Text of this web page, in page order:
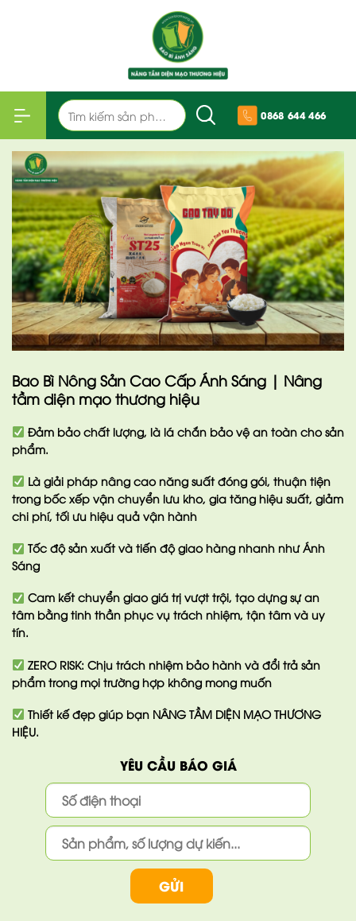
Tìm
kiếm:
0868 644 466
Bao Bì Nông Sản Cao Cấp Ánh Sáng | Nâng
tầm diện mạo thương hiệu
Đảm bảo chất lượng, là lá chắn bảo vệ an toàn cho sản
phẩm.
Là giải pháp nâng cao năng suất đóng gói, thuận tiện
trong bốc xếp vận chuyển lưu kho, gia tăng hiệu suất, giảm
chi phí, tối ưu hiệu quả vận hành
Tốc độ sản xuất và tiến độ giao hàng nhanhnhư Ánh
Sáng
Cam kết chuyển giao giá trị vượt trội, tạo dựng sự an
tâm bằng tinh thần phục vụ trách nhiệm, tận tâm và uy
tín.
ZERO RISK: Chịu trách nhiệm bảo hành và đổi trả sản
phẩm trong mọi trường hợp không mong muốn
Thiết kế đẹp giúp bạn NÂNG TẦM DIỆN MẠO THƯƠNG
HIỆU.
YÊU CẦU BÁO GIÁ